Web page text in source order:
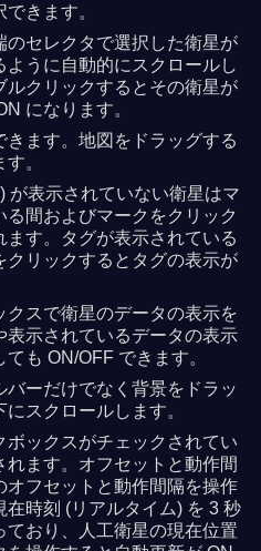
きます。
のセレクタで選択した衛星が
うに自動的にスクロールし
ルクリックするとその衛星が
になります。
ます。地図をドラッグする
。
が表示されていない衛星はマ
間およびマークをクリック
ます。タグが表示されている
クリックするとタグの表示が
スで衛星のデータの表示を
表示されているデータの表示
も ON/OFF できます。
ーだけでなく背景をドラッ
スクロールします。
ックスがチェックされてい
ます。オフセットと動作間
オフセットと動作間隔を操作
時刻 (リアルタイム) を 3 秒
ており、人工衛星の現在位置